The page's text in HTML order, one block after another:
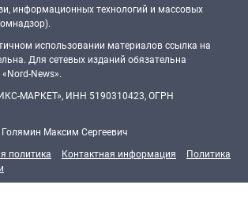
информационных технологий и массовых
использовании материалов ссылка на
Для сетевых изданий обязательна
News».
МАРКЕТ», ИНН 5190310423, ОГРН
Максим Сергеевич
политика Контактная информация
Политика